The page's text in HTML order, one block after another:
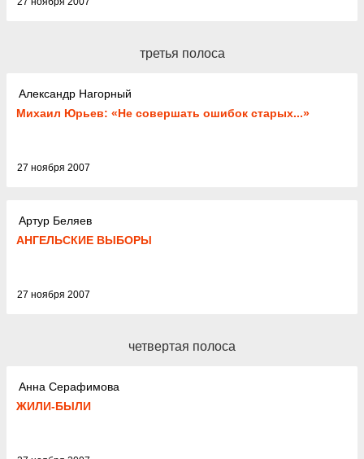
третья полоса
Александр Нагорный
Михаил Юрьев: «Не совершать ошибок старых...»
27 ноября 2007
Артур Беляев
АНГЕЛЬСКИЕ ВЫБОРЫ
27 ноября 2007
четвертая полоса
Анна Серафимова
ЖИЛИ-БЫЛИ